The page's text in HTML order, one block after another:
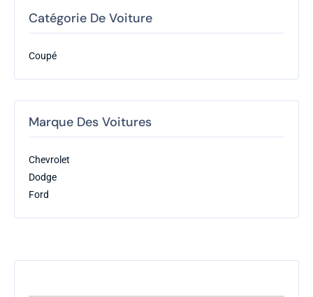
Catégorie De Voiture
Coupé
Marque Des Voitures
Chevrolet
Dodge
Ford